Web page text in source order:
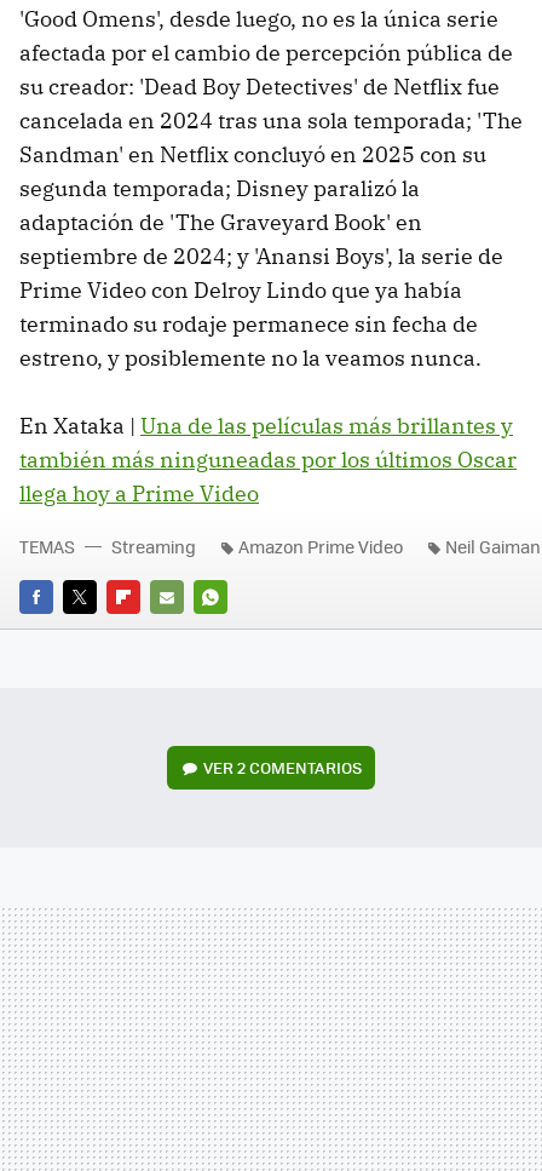
'Good Omens', desde luego, no es la única serie
afectada por el cambio de percepción pública de
su creador: 'Dead Boy Detectives' de Netflix fue
cancelada en 2024 tras una sola temporada; 'The
Sandman' en Netflix concluyó en 2025 con su
segunda temporada; Disney paralizó la
adaptación de 'The Graveyard Book' en
septiembre de 2024; y 'Anansi Boys', la serie de
Prime Video con Delroy Lindo que ya había
terminado su rodaje permanece sin fecha de
estreno, y posiblemente no la veamos nunca.
En Xataka | Una de las películas más brillantes y
también más ninguneadas por los últimos Oscar
llega hoy a Prime Video
FACEBOOK
TWITTERFLIPBOARD
E-
WHATSAPP
TEMAS Streaming Amazon Prime Video Neil Gaiman
VER2 COMENTARIOS